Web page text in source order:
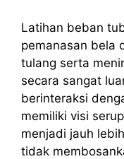
Latihan beban
pemanasan bela
tulang serta
secara sangat
berinteraksi
memiliki visi
menjadi jauh
tidak